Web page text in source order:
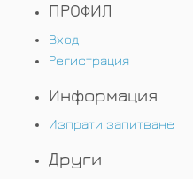
ПРОФИЛ
Вход
Регистрация
Информация
Изпрати запитване
Други